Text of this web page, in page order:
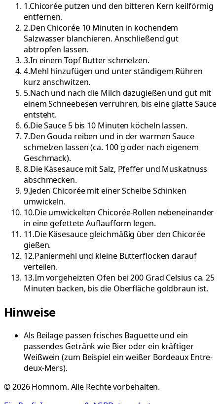
1.Chicorée putzen und den bitteren Kern keilförmig
entfernen.
2.Den Chicorée 10 Minuten in kochendem
Salzwasser blanchieren. Anschließend gut
abtropfen lassen.
3.In einem Topf Butter schmelzen.
4.Mehl hinzufügen und unter ständigem Rühren
kurz anschwitzen.
5.Nach und nach die Milch dazugießen und gut mit
einem Schneebesen verrühren, bis eine glatte Sauce
entsteht.
6.Die Sauce 5 bis 10 Minuten köcheln lassen.
7.Den Gouda reiben und in der warmen Sauce
schmelzen lassen (ca. 100 g oder nach eigenem
Geschmack).
8.Die Käsesauce mit Salz, Pfeffer und Muskatnuss
abschmecken.
9.Jeden Chicorée mit einer Scheibe Schinken
umwickeln.
10.Die umwickelten Chicorée-Rollen nebeneinander
in eine gefettete Auflaufform legen.
11.Die Käsesauce gleichmäßig über den Chicorée
gießen.
12.Paniermehl und kleine Butterflocken darauf
verteilen.
13.Im vorgeheizten Ofen bei 200 Grad Celsius ca. 25
Minuten backen, bis die Oberfläche goldbraun ist.
Hinweise
Als Beilage passen frisches Baguette und ein
passendes Getränk wie Bier oder ein kräftiger
Weißwein (zum Beispiel ein weißer Bordeaux Entre-
deux-Mers).
©2026Homnom. Alle Rechte vorbehalten.